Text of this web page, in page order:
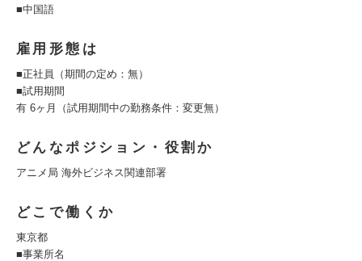
■中国語
雇用形態は
■正社員（期間の定め：無）
■試用期間
有 6ヶ月（試用期間中の勤務条件：変更無）
どんなポジション・役割か
アニメ局 海外ビジネス関連部署
どこで働くか
東京都
■事業所名